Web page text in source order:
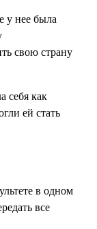
у нее была
свою страну
себя как
ей стать
в одном
все